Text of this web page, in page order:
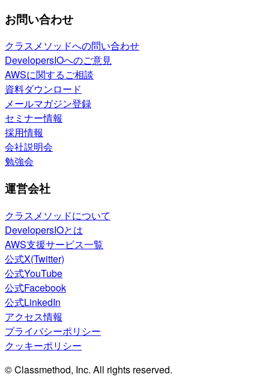
お問い合わせ
クラスメソッドへの問い合わせ
DevelopersIOへのご意見
AWSに関するご相談
資料ダウンロード
メールマガジン登録
セミナー情報
採用情報
会社説明会
勉強会
運営会社
クラスメソッドについて
DevelopersIOとは
AWS支援サービス一覧
公式X(Twitter)
公式YouTube
公式Facebook
公式LinkedIn
アクセス情報
プライバシーポリシー
クッキーポリシー
© Classmethod, Inc. All rights reserved.